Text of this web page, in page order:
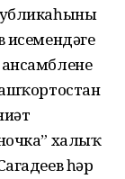
исемендәге
халыҡ
һәр